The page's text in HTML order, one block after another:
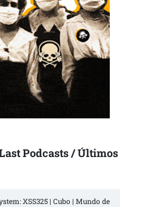
Podcasts / Últimos
XSS325 | Cubo | Mundo de